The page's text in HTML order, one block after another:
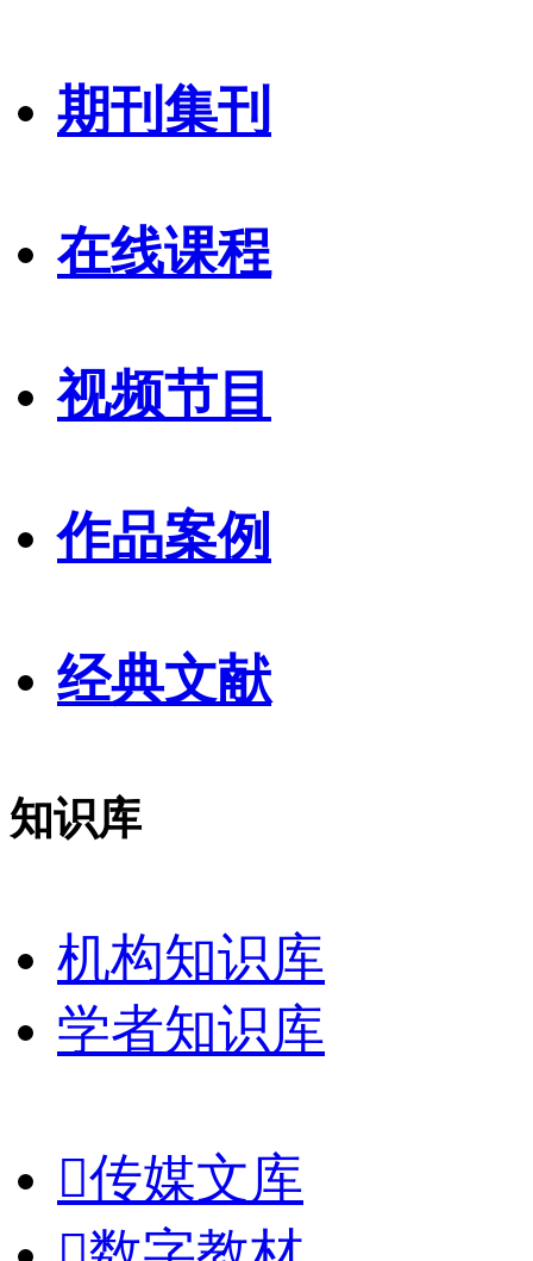
期刊集刊
在线课程
视频节目
作品案例
经典文献
知识库
机构知识库
学者知识库
传媒文库